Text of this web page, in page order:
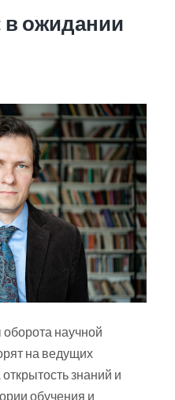
в ожидании
научной
на ведущих
знаний и
обучения и